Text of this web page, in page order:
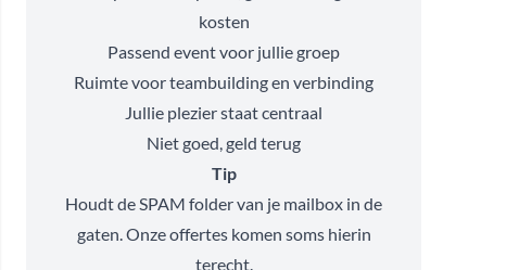
kosten
Passend event voor jullie groep
Ruimte voor teambuilding en verbinding
Jullie plezier staat centraal
Niet goed, geld terug
Tip
Houdt de SPAM folder van je mailbox in de
gaten. Onze offertes komen soms hierin
terecht.